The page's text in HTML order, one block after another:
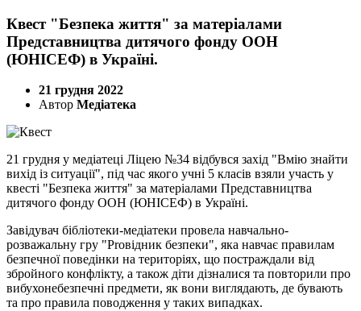
Квест "Безпека життя" за матеріалами
Представництва дитячого фонду ООН
(ЮНІСЕФ) в Україні.
21 грудня 2022
Автор Медіатека
21 грудня у медіатеці Ліцею №34 відбувся захід "Вмію знайти
вихід із ситуації", під час якого учні 5 класів взяли участь у
квесті "Безпека життя" за матеріалами Представництва
дитячого фонду ООН (ЮНІСЕФ) в Україні.
Завідувач бібліотеки-медіатеки провела навчально-
розважальну гру "Proвідник безпеки", яка навчає правилам
безпечної поведінки на територіях, що постраждали від
збройного конфлікту, а також діти дізналися та повторили про
вибухонебезпечні предмети, як вони виглядають, де бувають
та про правила поводження у таких випадках.